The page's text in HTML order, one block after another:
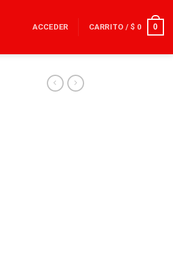
ACCEDER CARRITO /$ 0 0